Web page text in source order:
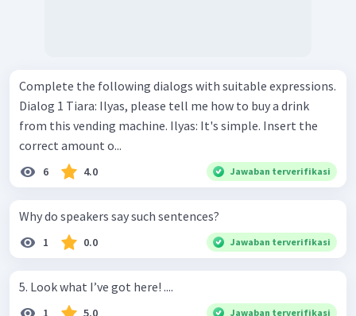
Complete the following dialogs with suitable expressions.
Dialog 1 Tiara: Ilyas, please tell me how to buy a drink
from this vending machine. Ilyas: It's simple. Insert the
correct amount o...
6 4.0 Jawaban terverifikasi
Why do speakers say such sentences?
1 0.0 Jawaban terverifikasi
5. Look what I’ve got here! ....
1 5.0 Jawaban terverifikasi